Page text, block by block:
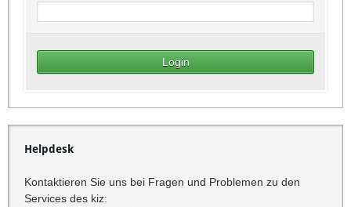
Helpdesk
Kontaktieren Sie uns bei Fragen und Problemen zu den
Services des kiz: